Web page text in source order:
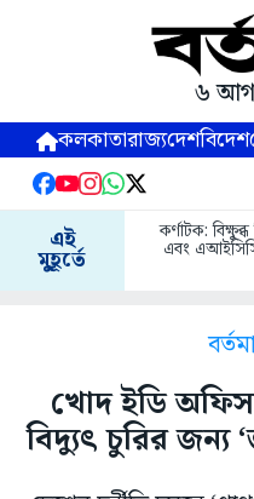
৬
কলকাতারাজ্যদেশবিদেশ
এই
মুহূর্তে
কর্ণাটক:
এবং
খোদ ইডি
বিদ্যুৎ চুরির জন্য